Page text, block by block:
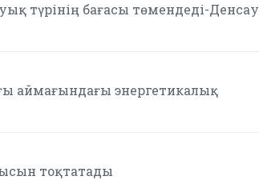
түрінің бағасы төмендеді-
аймағындағы энергетикалық
тоқтатады